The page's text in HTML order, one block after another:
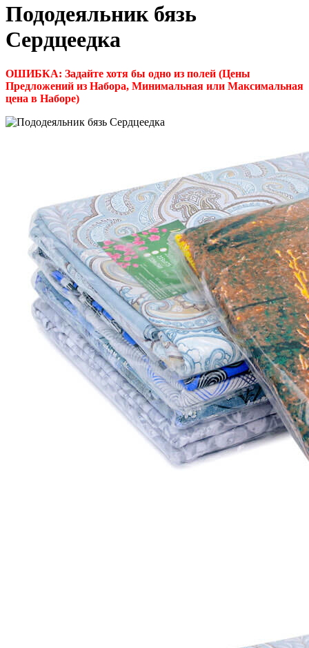
Пододеяльник бязь
Сердцеедка
ОШИБКА: Задайте хотя бы одно из полей (Цены
Предложений из Набора, Минимальная или Максимальная
цена в Наборе)